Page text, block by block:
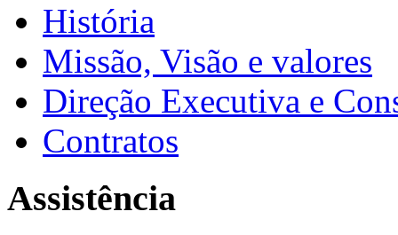
História
Missão, Visão e valores
Direção Executiva e
Contratos
Assistência